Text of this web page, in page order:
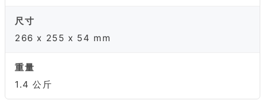
尺寸
266 x 255 x 54 mm
重量
1.4 公斤